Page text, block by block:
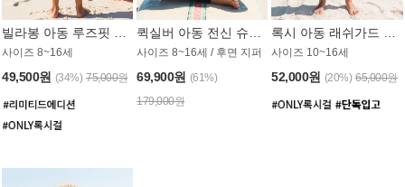
사이즈 8~16세
49,500원 (34%) 75,000원
사이즈 8~16세 / 후면 지퍼
69,900원 (61%)
179,000원
사이즈 10~16세
52,000원 (20%) 65,000원